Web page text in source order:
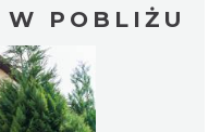
W POBLIŻU